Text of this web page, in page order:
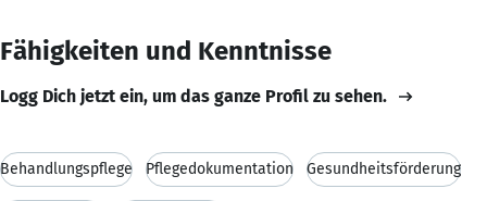
Fähigkeiten und Kenntnisse
Logg Dich jetzt ein, um das ganze Profil zu sehen.
Behandlungspflege Pflegedokumentation Gesundheitsförderung